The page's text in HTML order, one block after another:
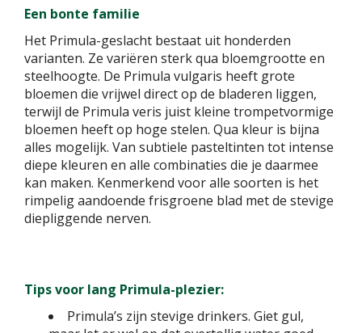
Een bonte familie
Het Primula-geslacht bestaat uit honderden
varianten. Ze variëren sterk qua bloemgrootte en
steelhoogte. De Primula vulgaris heeft grote
bloemen die vrijwel direct op de bladeren liggen,
terwijl de Primula veris juist kleine trompetvormige
bloemen heeft op hoge stelen. Qua kleur is bijna
alles mogelijk. Van subtiele pasteltinten tot intense
diepe kleuren en alle combinaties die je daarmee
kan maken. Kenmerkend voor alle soorten is het
rimpelig aandoende frisgroene blad met de stevige
diepliggende nerven.
Tips voor lang Primula-plezier:
Primula’s zijn stevige drinkers. Giet gul,